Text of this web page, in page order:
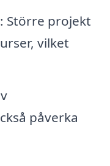
Större projekt
vilket
påverka